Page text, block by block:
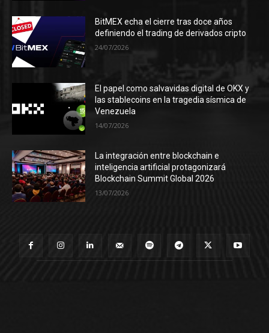
BitMEX echa el cierre tras doce años
definiendo el trading de derivados cripto
24/07/2026
El papel como salvavidas digital de OKX y
las stablecoins en la tragedia sísmica de
Venezuela
14/07/2026
La integración entre blockchain e
inteligencia artificial protagonizará
Blockchain Summit Global 2026
13/07/2026